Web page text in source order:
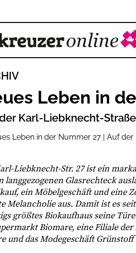
Leben in
Karl-Liebknecht-
Liebknecht-Str. 27 ist ein
langgezogenen Glasrechteck
ein Möbelgeschäft und eine
Melancholie aus. Damit ist es
größtes Biokaufhaus seine
Biomare, eine Filiale
und das Modegeschäft